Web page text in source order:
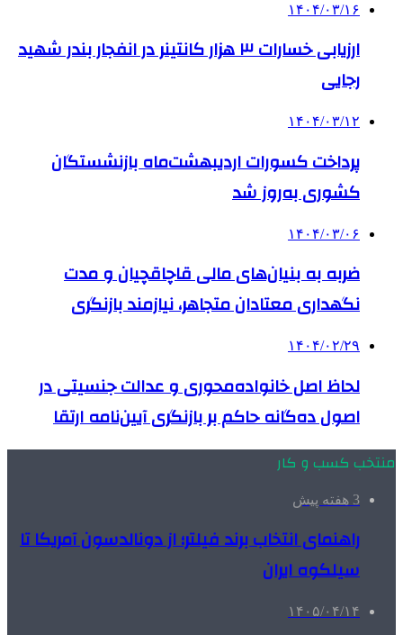
۱۴۰۴/۰۳/۱۶
ارزیابی خسارات ۳ هزار کانتینر در انفجار بندر شهید
رجایی
۱۴۰۴/۰۳/۱۲
پرداخت کسورات اردیبهشت‌ماه بازنشستگان
کشوری به‌روز شد
۱۴۰۴/۰۳/۰۶
ضربه به بنیان‌های مالی قاچاقچیان و مدت
نگهداری معتادان متجاهر، نیازمند بازنگری
۱۴۰۴/۰۲/۲۹
لحاظ اصل خانواده‌محوری و عدالت جنسیتی در
اصول ده‌گانه حاکم بر بازنگری آیین‌نامه ارتقا
منتخب کسب و کار
3 هفته پیش
راهنمای انتخاب برند فیلتر؛ از دونالدسون آمریکا تا
سیلکوه ایران
۱۴۰۵/۰۴/۱۴